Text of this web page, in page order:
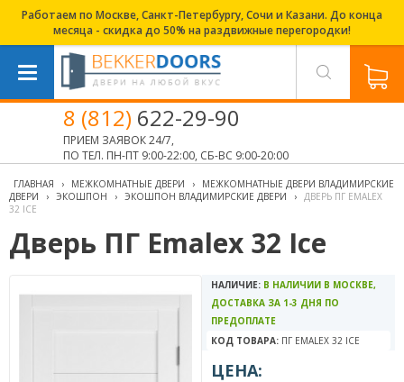
Работаем по Москве, Санкт-Петербургу, Сочи и Казани. До конца
месяца - скидка до 50% на раздвижные перегородки!
8 (812) 622-29-90
ПРИЕМ ЗАЯВОК 24/7,
ПО ТЕЛ. ПН-ПТ 9:00-22:00, СБ-ВС 9:00-20:00
ГЛАВНАЯ › МЕЖКОМНАТНЫЕ ДВЕРИ ›
МЕЖКОМНАТНЫЕ ДВЕРИ ВЛАДИМИРСКИЕ
ДВЕРИ
› ЭКОШПОН › ЭКОШПОН ВЛАДИМИРСКИЕ ДВЕРИ › ДВЕРЬ ПГ EMALEX
32 ICE
Дверь ПГ Emalex 32 Ice
НАЛИЧИЕ: В НАЛИЧИИ В МОСКВЕ,
ДОСТАВКА ЗА 1-3 ДНЯ ПО
ПРЕДОПЛАТЕ
КОД ТОВАРА: ПГ EMALEX 32 ICE
ЦЕНА: